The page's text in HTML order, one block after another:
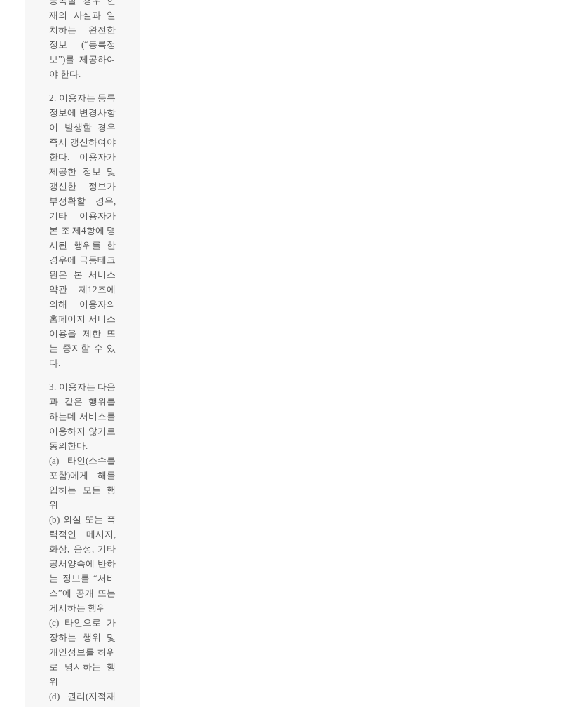
재의 사실과 일
치하는 완전한
정보 (“등록정
보”)를 제공하여
야 한다.
2. 이용자는 등록
정보에 변경사항
이 발생할 경우
즉시 갱신하여야
한다. 이용자가
제공한 정보 및
갱신한 정보가
부정확할 경우,
기타 이용자가
본 조 제4항에 명
시된 행위를 한
경우에 극동테크
원은 본 서비스
약관 제12조에
의해 이용자의
홈페이지 서비스
이용을 제한 또
는 중지할 수 있
다.
3. 이용자는 다음
과 같은 행위를
하는데 서비스를
이용하지 않기로
동의한다.
(a) 타인(소수를
포함)에게 해를
입히는 모든 행
위
(b) 외설 또는 폭
력적인 메시지,
화상, 음성, 기타
공서양속에 반하
는 정보를 “서비
스”에 공개 또는
게시하는 행위
(c) 타인으로 가
장하는 행위 및
개인정보를 허위
로 명시하는 행
위
(d) 권리(지적재